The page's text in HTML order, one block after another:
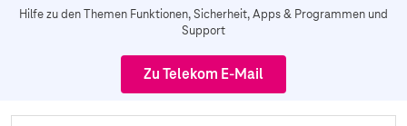
Hilfe zu den Themen Funktionen, Sicherheit, Apps & Programmen und
Support
Zu Telekom E-Mail